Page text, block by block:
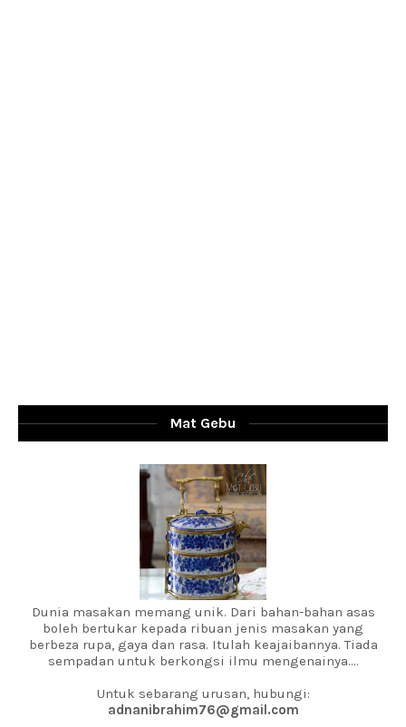
Mat Gebu
Dunia masakan memang unik. Dari bahan-bahan asas
boleh bertukar kepada ribuan jenis masakan yang
berbeza rupa, gaya dan rasa. Itulah keajaibannya. Tiada
sempadan untuk berkongsi ilmu mengenainya....
Untuk sebarang urusan, hubungi:
adnanibrahim76@gmail.com